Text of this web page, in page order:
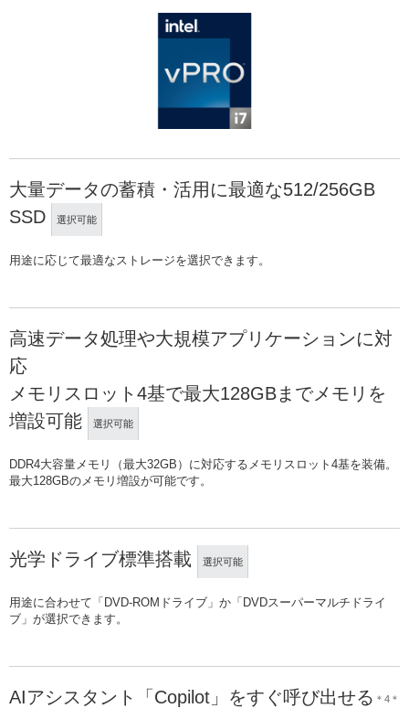
大量データの蓄積・活用に最適な512/256GB
SSD
選択可能
用途に応じて最適なストレージを選択できます。
高速データ処理や大規模アプリケーションに対
応
メモリスロット4基で最大128GBまでメモリを
増設可能
選択可能
DDR4大容量メモリ（最大32GB）に対応するメモリスロット4基を装備。
最大128GBのメモリ増設が可能です。
光学ドライブ標準搭載 選択可能
用途に合わせて「DVD-ROMドライブ」か「DVDスーパーマルチドライ
ブ」が選択できます。
AIアシスタント「Copilot」をすぐ呼び出せる ＊4＊